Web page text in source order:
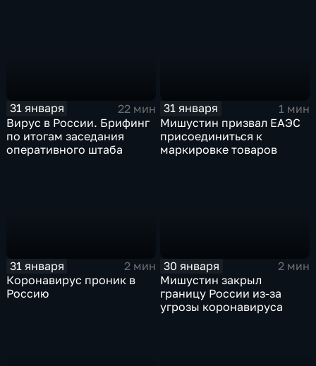
31 января
22 мин
Вирус в России. Брифинг
по итогам заседания
оперативного штаба
31 января
1 мин
Мишустин призвал ЕАЭС
присоединиться к
маркировке товаров
31 января
2 мин
Коронавирус проник в
Россию
30 января
2 мин
Мишустин закрыл
границу России из-за
угрозы коронавируса